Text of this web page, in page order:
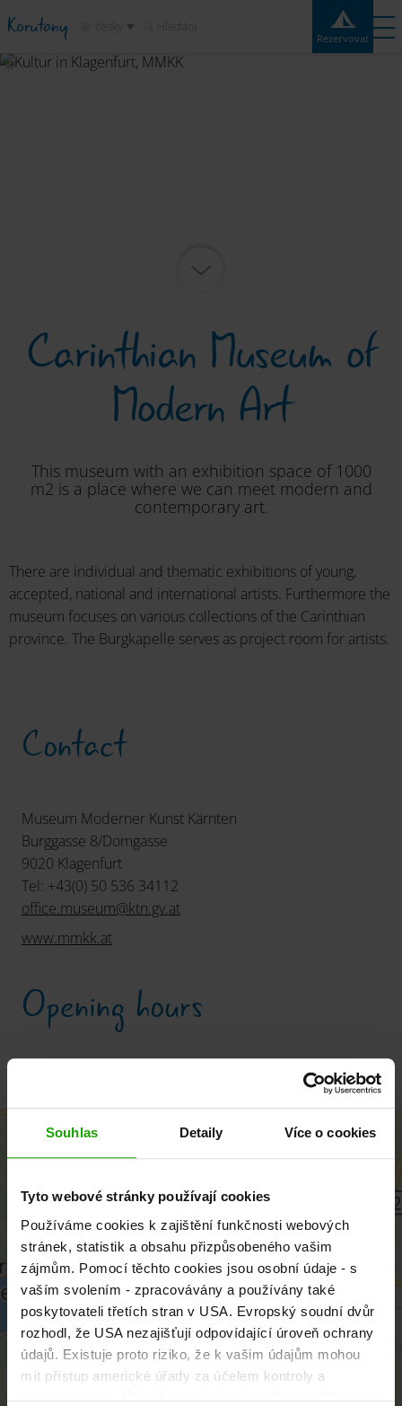
Souhlas Detaily Více o cookies
Tyto webové stránky používají cookies
Používáme cookies k zajištění funkčnosti webových
stránek, statistik a obsahu přizpůsobeného vašim
zájmům. Pomocí těchto cookies jsou osobní údaje - s
vaším svolením - zpracovávány a používány také
poskytovateli třetích stran v USA. Evropský soudní dvůr
rozhodl, že USA nezajišťují odpovídající úroveň ochrany
údajů. Existuje proto riziko, že k vašim údajům mohou
mít přístup americké úřady za účelem kontroly a
monitorování v důsledku příslušných nařízení vůči
Korutany Rezervovat
Carinthian Museum of
Modern Art
This museum with an exhibition space of 1000
m2 is a place where we can meet modern and
contemporary art.
There are individual and thematic exhibitions of young,
accepted, national and international artists. Furthermore the
museum focuses on various collections of the Carinthian
province. The Burgkapelle serves as project room for artists.
Contact
Museum Moderner Kunst Kärnten
Burggasse 8/Domgasse
9020 Klagenfurt
Tel: +43(0) 50 536 34112
office.museum@ktn.gv.at
www.mmkk.at
Opening hours
−